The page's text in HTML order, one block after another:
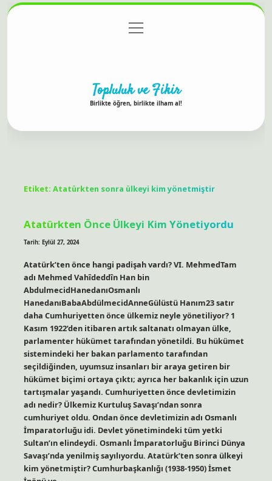
Gizlilik Politikası
menüyü
aç
Topluluk ve Fikir
Birlikte öğren, birlikte ilham al!
Etiket: Atatürkten sonra ülkeyi kim yönetmiştir
Atatürkten Önce Ülkeyi Kim Yönetiyordu
Tarih: Eylül 27, 2024
Atatürk’ten önce hangi padişah vardı? VI. MehmedTam
adı Mehmed Vahîdeddîn Han bin
AbdulmecidHanedanıOsmanlı
HanedanıBabaAbdülmecidAnneGülüstü Hanım23 satır
daha Cumhuriyetten önce ülkemiz neyle yönetiliyor? 1
Kasım 1922’den itibaren artık saltanatı olmayan ülke,
parlamenter hükümet tarafından yönetildi. Bu hükümet
sistemindeki her bakan parlamento tarafından
seçildiğinden, uyumsuz insanları bir araya getiren bir
hükümet biçimi ortaya çıktı; ayrıca her bakanlık için uzun
tartışmalar yaşandı. Cumhuriyetten önce devletimizin
adı nedir? Ülkemiz Kurtuluş Savaşı’ndan sonra
cumhuriyet oldu. Ondan önce devletimizin adı Osmanlı
İmparatorluğu idi. Devlet yönetimindeki tüm yetki
Sultan’ın elindeydi. Osmanlı İmparatorluğu Birinci Dünya
Savaşı’nda yenilmiş sayılıyordu. Atatürk’ten sonra ülkeyi
kim yönetmiştir? Cumhurbaşkanlığı (1938-1950) İsmet